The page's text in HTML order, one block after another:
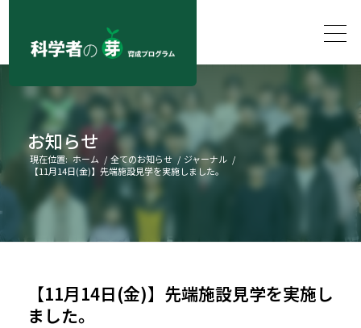
お知らせ
現在位置: ホーム / 全てのお知らせ / ジャーナル /
【11月14日(金)】先端施設見学を実施しました。
【11月14日(金)】先端施設見学を実施し
ました。